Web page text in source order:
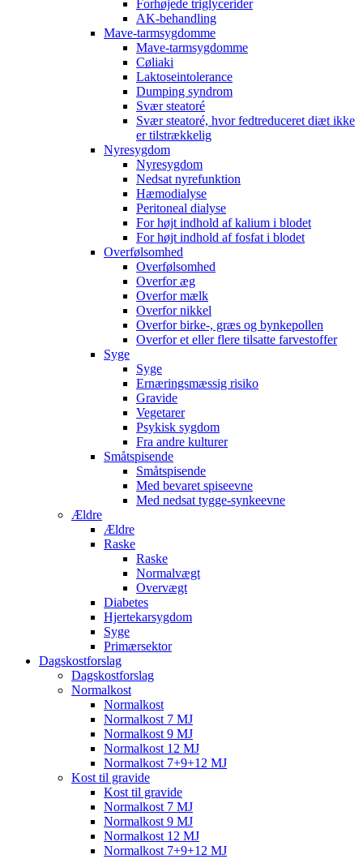
Forhøjede triglycerider
AK-behandling
Mave-tarmsygdomme
Mave-tarmsygdomme
Cøliaki
Laktoseintolerance
Dumping syndrom
Svær steatoré
Svær steatoré, hvor fedtreduceret diæt ikke
er tilstrækkelig
Nyresygdom
Nyresygdom
Nedsat nyrefunktion
Hæmodialyse
Peritoneal dialyse
For højt indhold af kalium i blodet
For højt indhold af fosfat i blodet
Overfølsomhed
Overfølsomhed
Overfor æg
Overfor mælk
Overfor nikkel
Overfor birke-, græs og bynkepollen
Overfor et eller flere tilsatte farvestoffer
Syge
Syge
Ernæringsmæssig risiko
Gravide
Vegetarer
Psykisk sygdom
Fra andre kulturer
Småtspisende
Småtspisende
Med bevaret spiseevne
Med nedsat tygge-synkeevne
Ældre
Ældre
Raske
Raske
Normalvægt
Overvægt
Diabetes
Hjertekarsygdom
Syge
Primærsektor
Dagskostforslag
Dagskostforslag
Normalkost
Normalkost
Normalkost 7 MJ
Normalkost 9 MJ
Normalkost 12 MJ
Normalkost 7+9+12 MJ
Kost til gravide
Kost til gravide
Normalkost 7 MJ
Normalkost 9 MJ
Normalkost 12 MJ
Normalkost 7+9+12 MJ